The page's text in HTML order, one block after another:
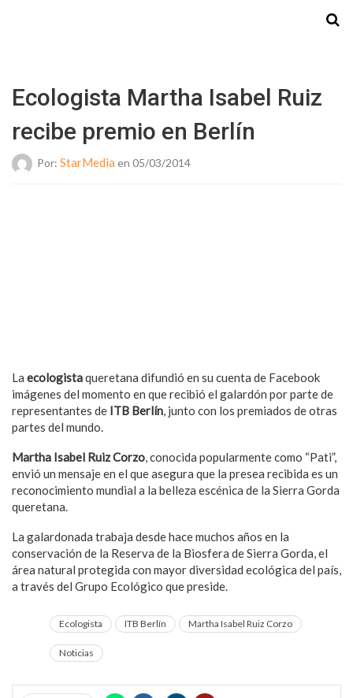
Ecologista Martha Isabel Ruiz
recibe premio en Berlín
Por: StarMedia en 05/03/2014
La ecologistaqueretana difundió en su cuenta de Facebook
imágenes del momento en que recibió el galardón por parte de
representantes de ITB Berlín, junto con los premiados de otras
partes del mundo.
Martha Isabel Ruiz Corzo, conocida popularmente como “Pati”,
envió un mensaje en el que asegura que la presea recibida es un
reconocimiento mundial a la belleza escénica de la Sierra Gorda
queretana.
La galardonada trabaja desde hace muchos años en la
conservación de la Reserva de la Biosfera de Sierra Gorda, el
área natural protegida con mayor diversidad ecológica del país,
a través del Grupo Ecológico que preside.
Ecologista ITB Berlín Martha Isabel Ruiz Corzo
Noticias